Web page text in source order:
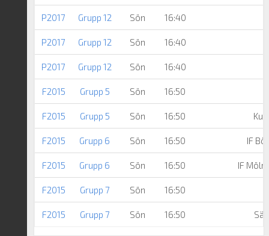
P2017 Grupp 12 Sön 16:40
P2017 Grupp 12 Sön 16:40
P2017 Grupp 12 Sön 16:40
F2015 Grupp 5 Sön 16:50
F2015 Grupp 5 Sön 16:50
F2015 Grupp 6 Sön 16:50 IF
F2015 Grupp 6 Sön 16:50 IF
F2015 Grupp 7 Sön 16:50
F2015 Grupp 7 Sön 16:50